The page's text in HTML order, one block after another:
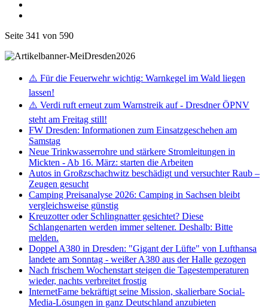
Seite 341 von 590
⚠️ Für die Feuerwehr wichtig: Warnkegel im Wald liegen
lassen!
⚠️ Verdi ruft erneut zum Warnstreik auf - Dresdner ÖPNV
steht am Freitag still!
FW Dresden: Informationen zum Einsatzgeschehen am
Samstag
Neue Trinkwasserrohre und stärkere Stromleitungen in
Mickten - Ab 16. März: starten die Arbeiten
Autos in Großzschachwitz beschädigt und versuchter Raub –
Zeugen gesucht
Camping Preisanalyse 2026: Camping in Sachsen bleibt
vergleichsweise günstig
Kreuzotter oder Schlingnatter gesichtet? Diese
Schlangenarten werden immer seltener. Deshalb: Bitte
melden.
Doppel A380 in Dresden: "Gigant der Lüfte" von Lufthansa
landete am Sonntag - weißer A380 aus der Halle gezogen
Nach frischem Wochenstart steigen die Tagestemperaturen
wieder, nachts verbreitet frostig
InternetFame bekräftigt seine Mission, skalierbare Social-
Media-Lösungen in ganz Deutschland anzubieten